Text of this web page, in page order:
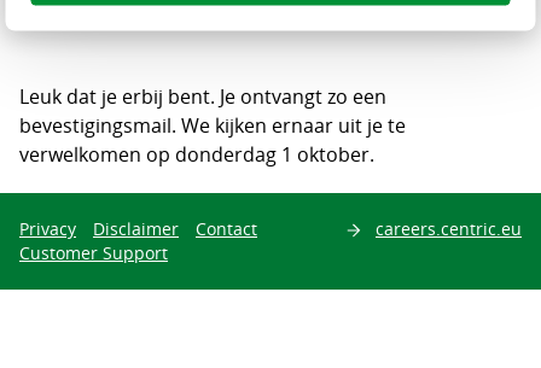
Deel deze pagina op
Leuk dat je erbij bent. Je ontvangt zo een
bevestigingsmail. We kijken ernaar uit je te
verwelkomen op donderdag 1 oktober.
Privacy Disclaimer
Contact
Customer Support
careers.centric.eu